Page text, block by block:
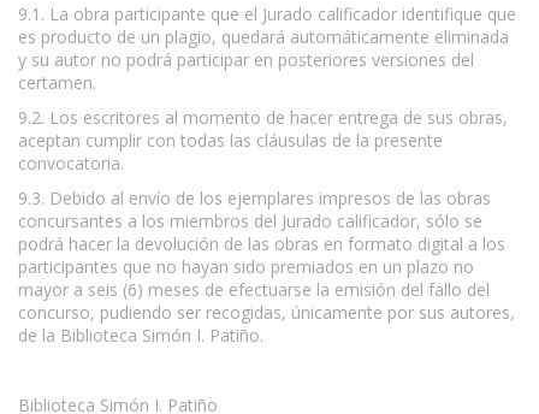
9.1. La obra participante que el Jurado calificador identifique que
es producto de un plagio, quedará automáticamente eliminada
y su autor no podrá participar en posteriores versiones del
certamen.
9.2. Los escritores al momento de hacer entrega de sus obras,
aceptan cumplir con todas las cláusulas de la presente
convocatoria.
9.3. Debido al envío de los ejemplares impresos de las obras
concursantes a los miembros del Jurado calificador, sólo se
podrá hacer la devolución de las obras en formato digital a los
participantes que no hayan sido premiados en un plazo no
mayor a seis (6) meses de efectuarse la emisión del fallo del
concurso, pudiendo ser recogidas, únicamente por sus autores,
de la Biblioteca Simón I. Patiño.
Biblioteca Simón I. Patiño